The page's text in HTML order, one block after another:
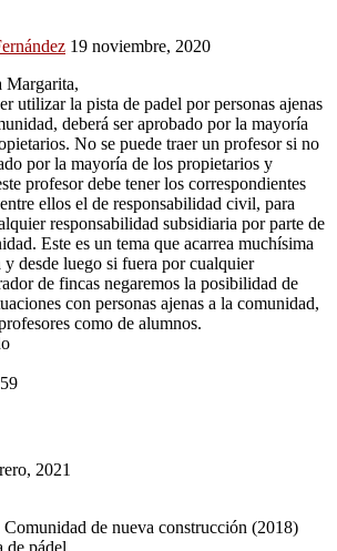
19 noviembre, 2020
Margarita,
utilizar la pista de padel por personas ajenas
deberá ser aprobado por la mayoría
No se puede traer un profesor si no
por la mayoría de los propietarios y
profesor debe tener los correspondientes
ellos el de responsabilidad civil, para
responsabilidad subsidiaria por parte de
Este es un tema que acarrea muchísima
y desde luego si fuera por cualquier
de fincas negaremos la posibilidad de
con personas ajenas a la comunidad,
como de alumnos.
2021
de nueva construcción (2018)
de pádel.